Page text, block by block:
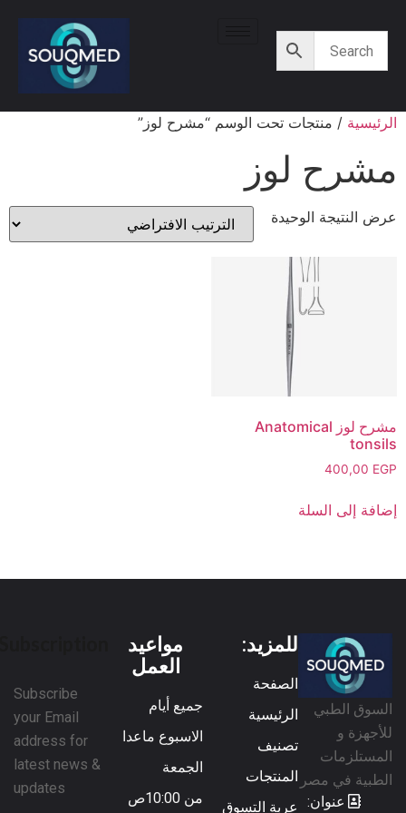
الرئيسية/ منتجات تحت الوسم “مشرح لوز”
مشرح لوز
عرض النتيجة الوحيدة
مشرح لوز Anatomical
tonsils
400,00EGP
إضافة إلى السلة
السوق الطبي
للأجهزة و
المستلزمات
الطبية في مصر
عنوان:
للمزيد:
الصفحة
الرئيسية
تصنيف
المنتجات
عربة التسوق
مواعيد
العمل
جميع أيام
الاسبوع ماعدا
الجمعة
من 10:00ص
Subscribe
your Email
address for
latest news &
updates